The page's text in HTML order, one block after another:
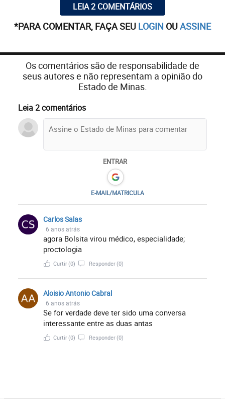
LEIA 2 COMENTÁRIOS
*PARA COMENTAR, FAÇA SEU LOGIN OUASSINE
Os comentários são de responsabilidade de
seus autores e não representam a opinião do
Estado de Minas.
Leia 2 comentários
ENTRAR
E-MAIL/MATRICULA
Carlos Salas
6 anos atrás
agora Bolsita virou médico, especialidade;
proctologia
Curtir(0) Responder(0)
Aloisio Antonio Cabral
6 anos atrás
Se for verdade deve ter sido uma conversa
interessante entre as duas antas
Curtir(0) Responder(0)